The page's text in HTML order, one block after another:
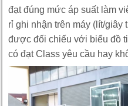
đạt đúng mức áp suất làm
rỉ ghi nhận trên máy (lít/giây
được đối chiếu với biểu đồ
có đạt Class yêu cầu hay